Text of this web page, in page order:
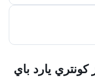
كونتري يارد باي